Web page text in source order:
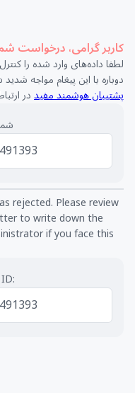
کاربر گرامی، درخواست
لطفا داده‌های وارد شده را
دوباره با این پیغام مواجه
پشتیبان هوشمند مفیددر
rejected. Please review
to write down the
if you face this